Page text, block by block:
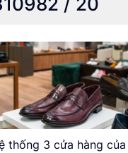
thống 3 cửa hàng